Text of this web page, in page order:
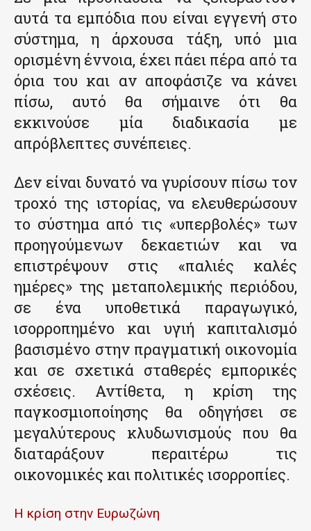
αυτά τα εμπόδια που είναι εγγενή στο
σύστημα, η άρχουσα τάξη, υπό μια
ορισμένη έννοια, έχει πάει πέρα από τα
όρια του και αν αποφάσιζε να κάνει
πίσω, αυτό θα σήμαινε ότι θα
εκκινούσε μία διαδικασία με
απρόβλεπτες συνέπειες.
Δεν είναι δυνατό να γυρίσουν πίσω τον
τροχό της ιστορίας, να ελευθερώσουν
το σύστημα από τις «υπερβολές» των
προηγούμενων δεκαετιών και να
επιστρέψουν στις «παλιές καλές
ημέρες» της μεταπολεμικής περιόδου,
σε ένα υποθετικά παραγωγικό,
ισορροπημένο και υγιή καπιταλισμό
βασισμένο στην πραγματική οικονομία
και σε σχετικά σταθερές εμπορικές
σχέσεις. Αντίθετα, η κρίση της
παγκοσμιοποίησης θα οδηγήσει σε
μεγαλύτερους κλυδωνισμούς που θα
διαταράξουν περαιτέρω τις
οικονομικές και πολιτικές ισορροπίες.
Η κρίση στην Ευρωζώνη